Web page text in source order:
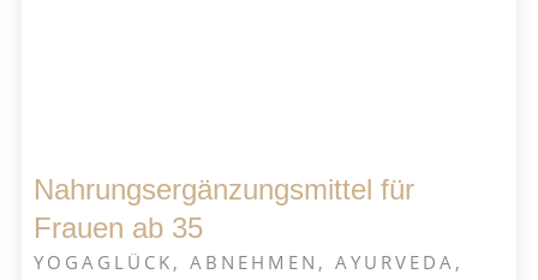
Nahrungsergänzungsmittel für
Frauen ab 35
YOGAGLÜCK , ABNEHMEN , AYURVEDA ,